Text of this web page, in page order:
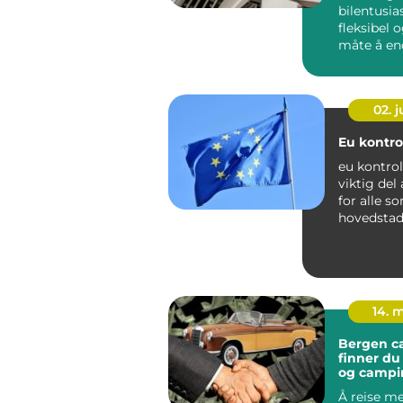
fleksibel
måte å
02.
Eu
eu
viktig del
for alle
14.
Bergen
finner
og
vestlandet
Å reise